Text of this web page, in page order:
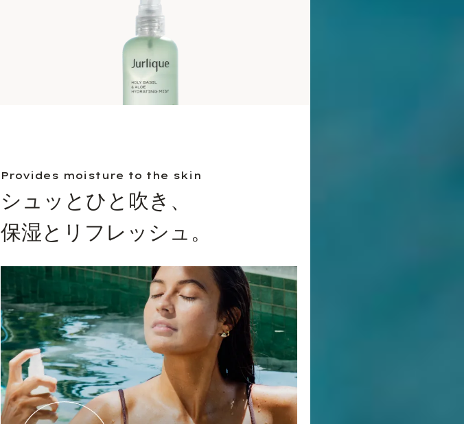
Provides moisture to the skin
シュッとひと吹き、
保湿とリフレッシュ。